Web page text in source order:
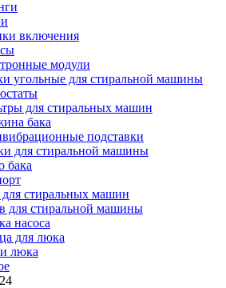
включения
модули
угольные для стиральной машины
для стиральных машин
бака
подставки
для стиральной машины
бака
для стиральных машин
для стиральной машины
насоса
для люка
люка